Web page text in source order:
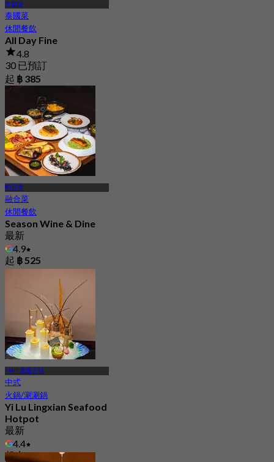
乍都節
泰國菜
休閒餐飲
All Day Fine
4.8
30 已預訂
起 ฿ 385
帕亞泰
融合菜
休閒餐飲
Season Wine & Dine
最新
4.9
起 ฿ 525
MRT 素提三站
中式
火鍋/涮涮鍋
Yi Lu Lingxian Seafood
Hotpot
最新
4.4
起฿ 795